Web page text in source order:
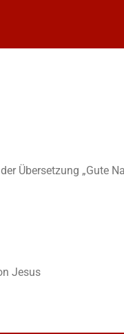
Übersetzung „Gute
Jesus